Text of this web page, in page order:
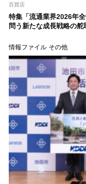
百貨店
特集「流通業界2026年
問う新たな成長戦略の舵
情報ファイル その他